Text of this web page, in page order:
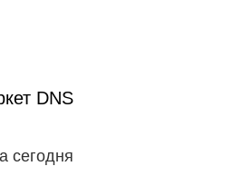
DNS
сегодня